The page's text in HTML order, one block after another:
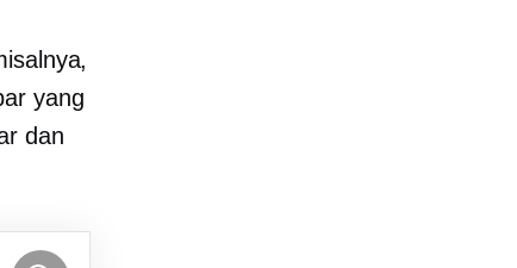
yang
dan